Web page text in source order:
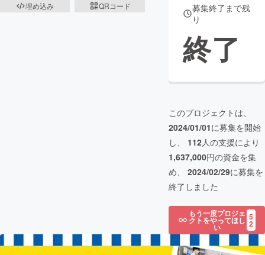
埋め込み
QRコード
募集終了まで残
り
終了
このプロジェクトは、
2024/01/01に募集を開始
し、 112人の支援により
1,637,000円の資金を集
め、 2024/02/29に募集を
終了しました
もう一度プロジェ
クトをやってほし
い
5
2